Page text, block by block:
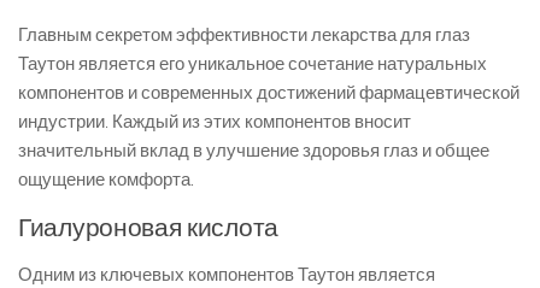
Главным секретом эффективности лекарства для глаз
Таутон является его уникальное сочетание натуральных
компонентов и современных достижений фармацевтической
индустрии. Каждый из этих компонентов вносит
значительный вклад в улучшение здоровья глаз и общее
ощущение комфорта.
Гиалуроновая кислота
Одним из ключевых компонентов Таутон является